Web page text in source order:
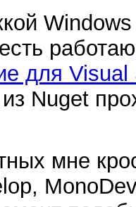
для Visual
Nuget
мне